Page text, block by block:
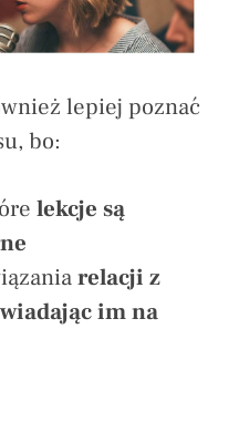
lepiej poznać
bo:
lekcje są
relacji z
im na